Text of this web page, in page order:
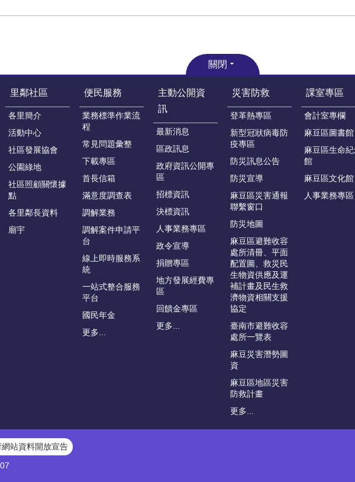
關閉
里鄰社區
各里簡介
活動中心
社區發展協會
公園綠地
社區照顧關懷據
點
各里鄰長資料
廟宇
便民服務
業務標準作業流
程
常見問題彙整
下載專區
首長信箱
滿意度調查表
調解業務
調解案件申請平
台
線上即時服務系
統
一站式整合服務
平台
國民年金
更多...
主動公開資
訊
最新消息
區政訊息
政府資訊公開專
區
招標資訊
決標資訊
人事業務專區
政令宣導
捐贈專區
地方發展經費專
區
回饋金專區
更多...
災害防救
登革熱專區
新型冠狀病毒防
疫專區
防災訊息公告
防災宣導
麻豆區災害通報
聯繫窗口
防災地圖
麻豆區避難收容
處所清冊、平面
配置圖、救災民
生物資供應及運
補計畫及民生救
濟物資相關支援
協定
臺南市避難收容
處所一覽表
麻豆災害潛勢圖
資
麻豆區地區災害
防救計畫
更多...
課室專區
會計室專欄
麻豆區圖書館
麻豆區生命紀
館
麻豆區文化館
人事業務專區
網站資料開放宣告